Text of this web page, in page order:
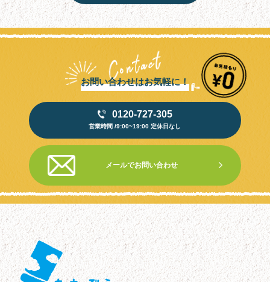
お問い合わせはお気軽に！
0120-727-305
営業時間 /9:00~19:00 定休日なし
メールでお問い合わせ